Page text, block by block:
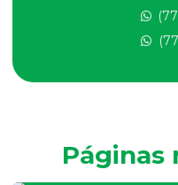
Consultoria em
Consultoria em educação
Consultoria em educação
Consultoria empresarial
Páginas